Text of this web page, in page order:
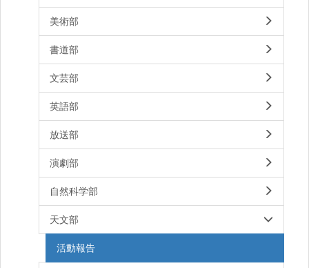
美術部
書道部
文芸部
英語部
放送部
演劇部
自然科学部
天文部
活動報告